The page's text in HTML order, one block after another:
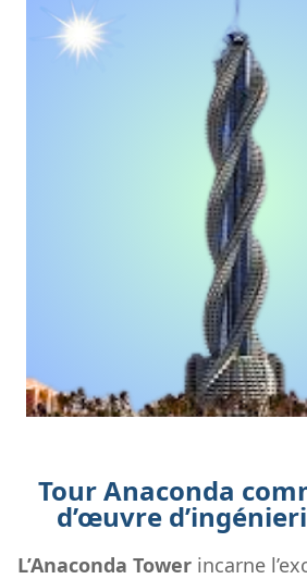
Tour Anaconda
d’œuvre
L’Anaconda Tower incarne